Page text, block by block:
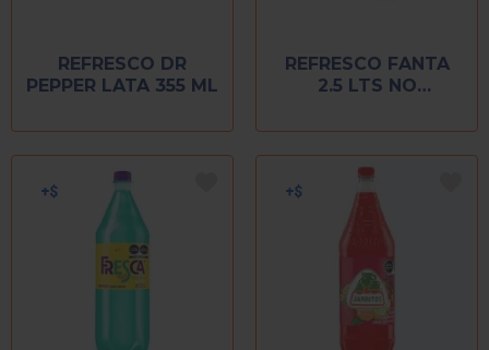
REFRESCO DR
PEPPER LATA 355 ML
REFRESCO FANTA
2.5 LTS NO